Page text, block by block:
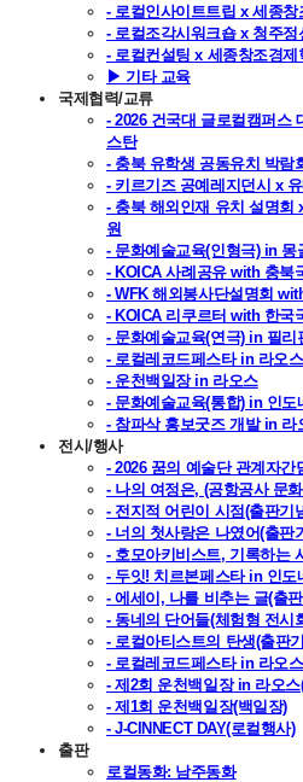
- 로컬인사이트트립 x 세종창
- 로컬조각시워크숍 x 청주정
- 로컬컨설팅 x 세종창조경제
▶ 기타 교육
국제협력/교류
- 2026 건국대 글로컬캠퍼스
스탄
- 충북 유학생 공동유치 박람
- 키르기즈 공예레지던시 x
- 충북 해외인재 유치 설명회
원
- 문화예술교육(인형극) in 몽
- KOICA 사례공유 with 충북
- WFK 해외봉사단설명회
- KOICA 리쿠르터 with 한국
- 문화예술교육(연극) in 필리
- 로컬레코드페스타 in 라오스
- 운천백일장 in 라오스
- 문화예술교육(통합) in 인도
- 참파삭 홍보굿즈 개발 in 라
전시/행사
- 2026 꿈의 예술단 관계자간
- 나의 여정은, (공항공사 문
- 전지적 어린이 시점(출판기
- 너의 첫사랑은 나였어(출판
- 호모아키비스트, 기록하는
- 두잇! 치르본페스타 in 인도
- 에세이, 나를 비추는 글(출
- 동네의 단어들(체험형 전시
- 로컬아티스트의 탄생(출판
- 로컬레코드페스타 in 라오
- 제2회 운천백일장 in 라오스
- 제1회 운천백일장(백일장)
- J-CINNECT DAY(로컬행사)
출판
로컬동화: 남주동화